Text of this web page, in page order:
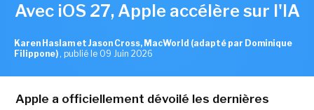
Avec iOS 27, Apple accélère sur l'IA
Karen Haslam et Jason Cross, MacWorld (adapté par Dominique
Filippone) , publié le 09 Juin 2026
Apple a officiellement dévoilé les dernières